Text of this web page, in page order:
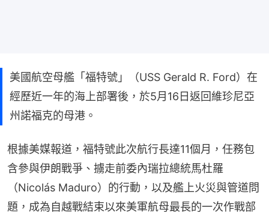
美國航空母艦「福特號」（USS Gerald R. Ford）在
經歷近一年的海上部署後，於5月16日返回維珍尼亞
州諾福克的母港。
根據美媒報道，福特號此次航行長達11個月，任務包
含參與伊朗戰爭、擄走前委內瑞拉總統馬杜羅
（Nicolás Maduro）的行動，以及艦上火災與管道問
題，成為自越戰結束以來美軍航母最長的一次作戰部